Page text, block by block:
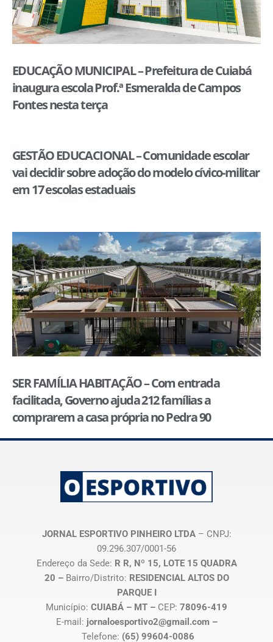
EDUCAÇÃO MUNICIPAL – Prefeitura de Cuiabá
inaugura escola Prof.ª Esmeralda de Campos
Fontes nesta terça
GESTÃO EDUCACIONAL – Comunidade escolar
vai decidir sobre adoção do modelo cívico-militar
em 17 escolas estaduais
SER FAMÍLIA HABITAÇÃO – Com entrada
facilitada, Governo ajuda 212 famílias a
comprarem a casa própria no Pedra 90
JORNAL ESPORTIVO PINHEIRO LTDA– CNPJ:
09.296.307/0001-56
Endereço da Sede: R R, Nº 15, LOTE 15 QUADRA
20 – Bairro/Distrito: RESIDENCIAL ALTOS DO
PARQUE I
Município: CUIABÁ – MT – CEP: 78096-419
E-mail: jornaloesportivo2@gmail.com –
Telefone: (65) 99604-0086